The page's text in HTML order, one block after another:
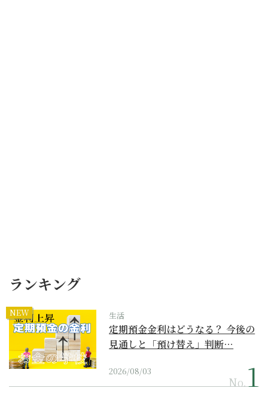
ランキング
NEW 生活
定期預金金利はどうなる？ 今後の
見通しと「預け替え」判断…
2026/08/03
No.